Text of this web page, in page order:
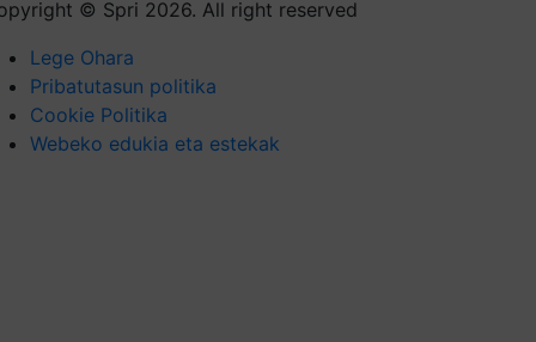
© Spri 2026. All right reserved
Lege Ohara
Pribatutasun politika
Cookie Politika
Webeko edukia eta estekak